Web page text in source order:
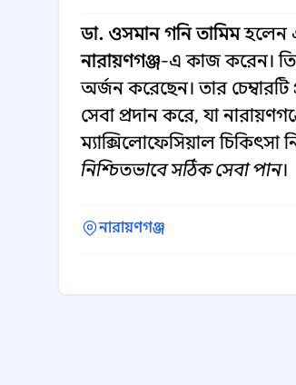
ডা. ওসমান গনি তামিমহলেন
নারায়ণগঞ্জ-এ কাজ করেন।
অর্জন করেছেন। তার
সেবা প্রদান করে, যা
ম্যাক্সিলোফেসিয়াল চিকিৎসা
নিশ্চিতভাবে সঠিক সেবা পান।
নারায়ণগঞ্জ